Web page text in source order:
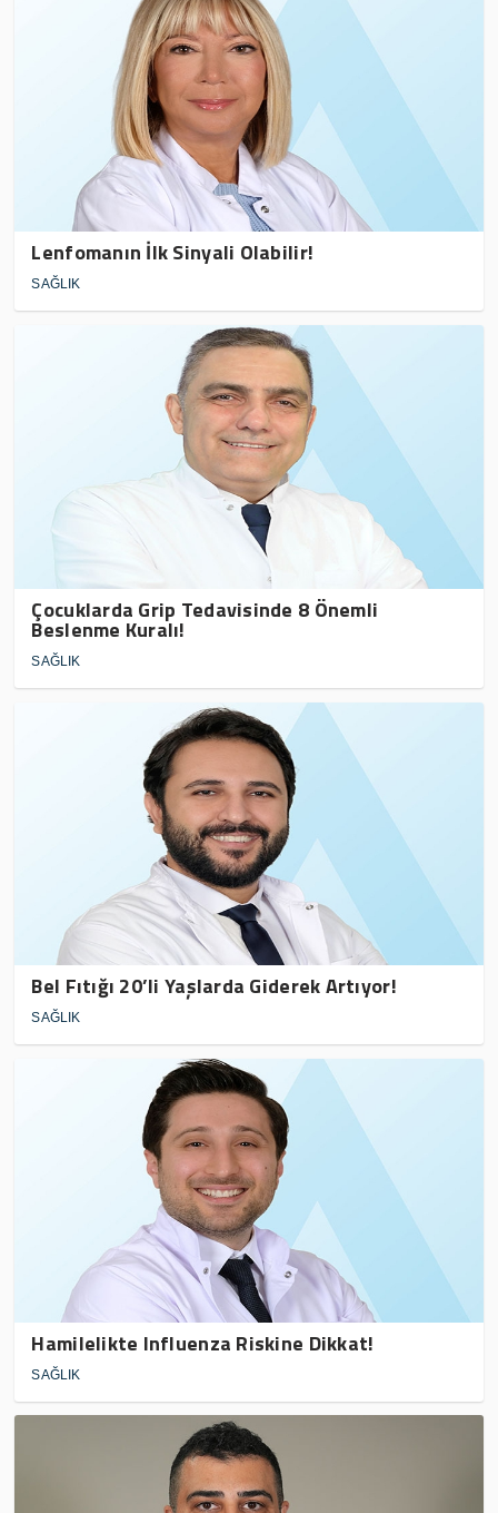
Lenfomanın İlk Sinyali Olabilir!
SAĞLIK
Çocuklarda Grip Tedavisinde 8 Önemli
Beslenme Kuralı!
SAĞLIK
Bel Fıtığı 20’li Yaşlarda Giderek Artıyor!
SAĞLIK
Hamilelikte Influenza Riskine Dikkat!
SAĞLIK